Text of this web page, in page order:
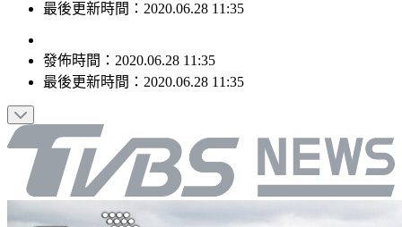
最後更新時間：2020.06.28 11:35
發佈時間： 2020.06.28 11:35
最後更新時間： 2020.06.28 11:35